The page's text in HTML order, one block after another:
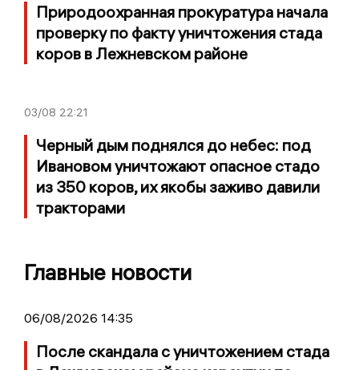
Природоохранная прокуратура начала
проверку по факту уничтожения стада
коров в Лежневском районе
03/08 22:21
Черный дым поднялся до небес: под
Ивановом уничтожают опасное стадо
из 350 коров, их якобы заживо давили
тракторами
Главные новости
06/08/2026 14:35
После скандала с уничтожением стада